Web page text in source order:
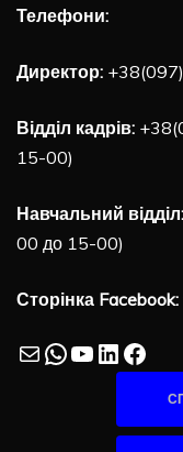
Телефони:
Директор: +38(097)
Відділ кадрів:
15-00)
Навчальний відділ:
00 до 15-00)
Сторінка Facebook:
MailWhatsApp
YouTube
LinkedIn